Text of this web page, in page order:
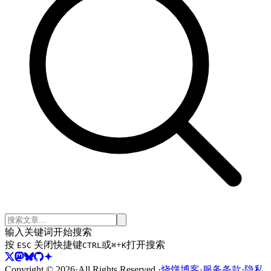
输入关键词开始搜索
按 ESC 关闭快捷键CTRL 或⌘+K打开搜索